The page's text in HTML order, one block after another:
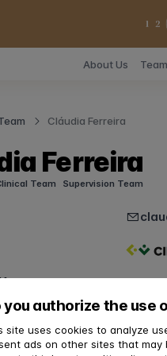
you authorize the use
site uses cookies to analyze
ads on other sites that may
About Us Team
Cláudia Ferreira
Ferreira
Team Supervision Team
em Psicologia, ramo de
de Coimbra – FPCE-UC